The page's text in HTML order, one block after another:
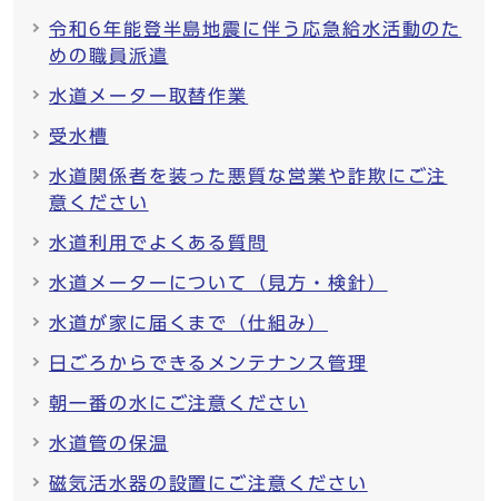
令和6年能登半島地震に伴う応急給水活動のた
めの職員派遣
水道メーター取替作業
受水槽
水道関係者を装った悪質な営業や詐欺にご注
意ください
水道利用でよくある質問
水道メーターについて（見方・検針）
水道が家に届くまで（仕組み）
日ごろからできるメンテナンス管理
朝一番の水にご注意ください
水道管の保温
磁気活水器の設置にご注意ください